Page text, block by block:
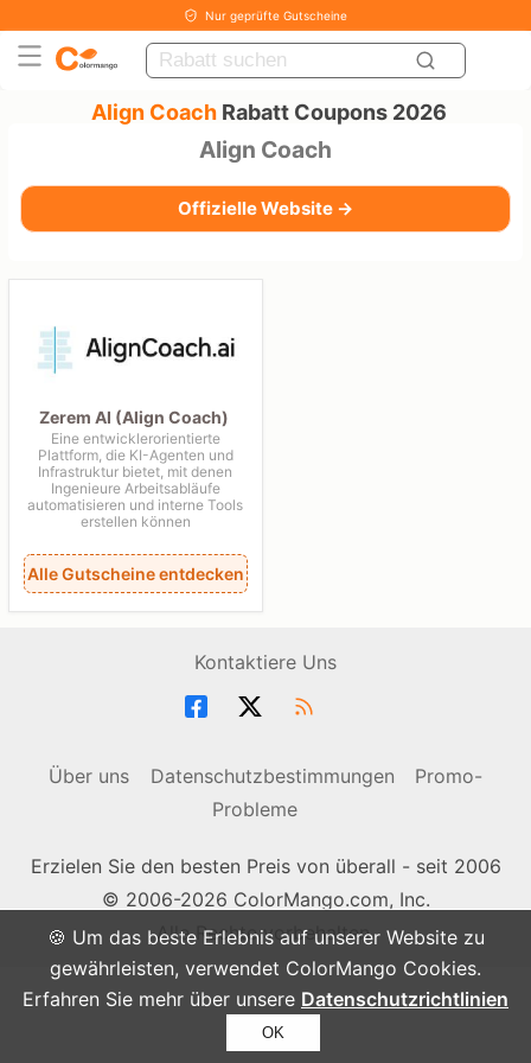
🍪 Um das beste Erlebnis auf unserer Website zu
gewährleisten, verwendet ColorMango Cookies.
Erfahren Sie mehr über unsere Datenschutzrichtlinien
OK
Nur geprüfte Gutscheine
Align Coach Rabatt Coupons 2026
Align Coach
Offizielle Website →
Zerem AI (Align Coach)
Eine entwicklerorientierte
Plattform, die KI-Agenten und
Infrastruktur bietet, mit denen
Ingenieure Arbeitsabläufe
automatisieren und interne Tools
erstellen können
Alle Gutscheine entdecken
Kontaktiere Uns
Über uns Datenschutzbestimmungen
Promo-
Probleme
Erzielen Sie den besten Preis von überall - seit 2006
© 2006-2026 ColorMango.com, Inc.
Alle Rechte vorbehalten.